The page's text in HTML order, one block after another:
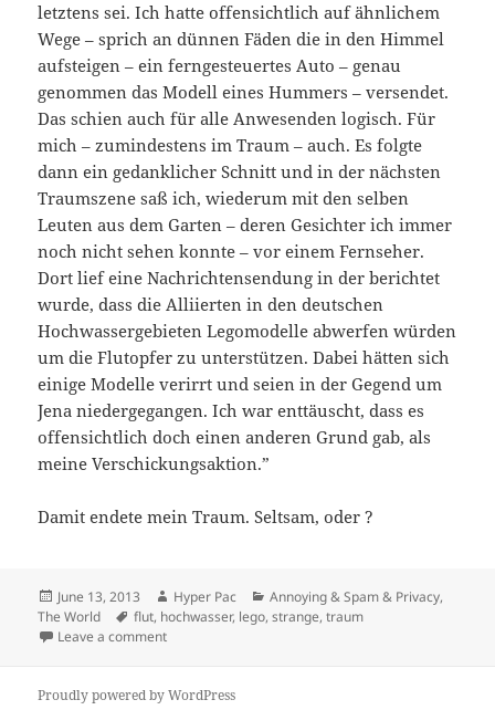
letztens sei. Ich hatte offensichtlich auf ähnlichem
Wege – sprich an dünnen Fäden die in den Himmel
aufsteigen – ein ferngesteuertes Auto – genau
genommen das Modell eines Hummers – versendet.
Das schien auch für alle Anwesenden logisch. Für
mich – zumindestens im Traum – auch. Es folgte
dann ein gedanklicher Schnitt und in der nächsten
Traumszene saß ich, wiederum mit den selben
Leuten aus dem Garten – deren Gesichter ich immer
noch nicht sehen konnte – vor einem Fernseher.
Dort lief eine Nachrichtensendung in der berichtet
wurde, dass die Alliierten in den deutschen
Hochwassergebieten Legomodelle abwerfen würden
um die Flutopfer zu unterstützen. Dabei hätten sich
einige Modelle verirrt und seien in der Gegend um
Jena niedergegangen. Ich war enttäuscht, dass es
offensichtlich doch einen anderen Grund gab, als
meine Verschickungsaktion.”
Damit endete mein Traum. Seltsam, oder ?
Posted
on
June 13, 2013 Author
Hyper Pac Categories
Annoying & Spam & Privacy,
The World
Tags
flut, hochwasser, lego,strange,traum
Leave a commenton Was man manchmal so träumt…
Proudly powered by WordPress